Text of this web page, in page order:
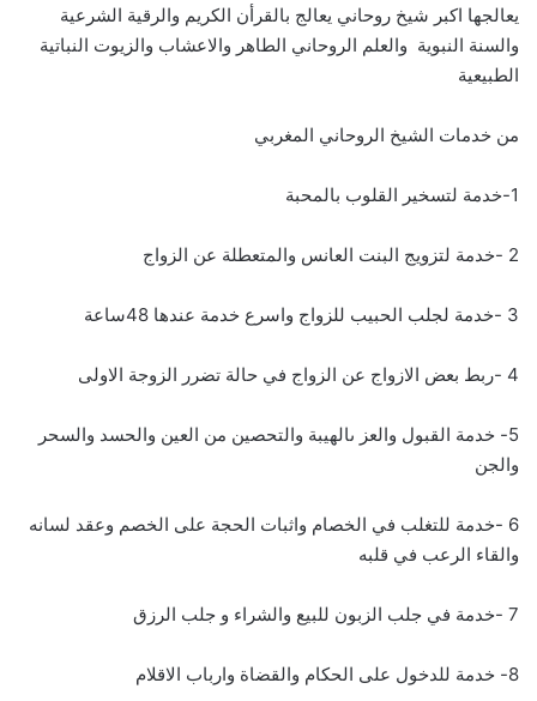
يعالجها اكبر شيخ روحاني يعالج بالقرأن الكريم والرقية الشرعية
والسنة النبوية والعلم الروحاني الطاهر والاعشاب والزيوت النباتية
الطبيعية
من خدمات الشيخ الروحاني المغربي
1-خدمة لتسخير القلوب بالمحبة
2 -خدمة لتزويج البنت العانس والمتعطلة عن الزواج
3 -خدمة لجلب الحبيب للزواج واسرع خدمة عندها 48ساعة
4 -ربط بعض الازواج عن الزواج في حالة تضرر الزوجة الاولى
5- خدمة القبول والعز ىالهيبة والتحصين من العين والحسد والسحر
والجن
6 -خدمة للتغلب في الخصام واثبات الحجة على الخصم وعقد لسانه
والقاء الرعب في قلبه
7 -خدمة في جلب الزبون للبيع والشراء و جلب الرزق
8- خدمة للدخول على الحكام والقضاة وارباب الاقلام